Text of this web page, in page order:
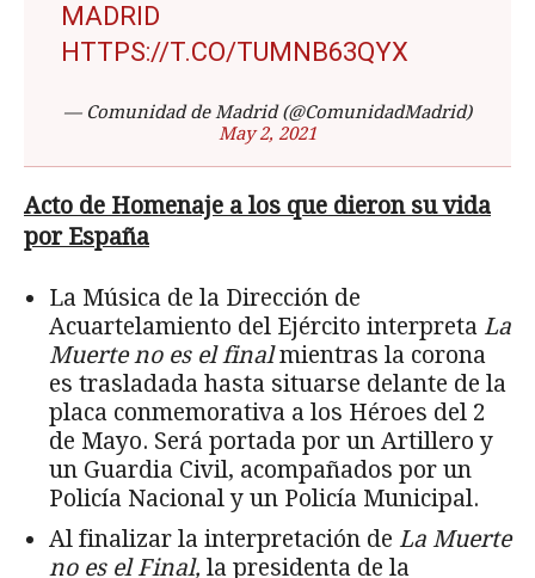
MADRID
HTTPS://T.CO/TUMNB63QYX
— Comunidad de Madrid (@ComunidadMadrid)
May 2, 2021
Acto de Homenaje a los que dieron su vida
por España
La Música de la Dirección de
Acuartelamiento del Ejército interpreta La
Muerte no es el finalmientras la corona
es trasladada hasta situarse delante de la
placa conmemorativa a los Héroes del 2
de Mayo. Será portada por un Artillero y
un Guardia Civil, acompañados por un
Policía Nacional y un Policía Municipal.
Al finalizar la interpretación de La Muerte
no es el Final, la presidenta de la